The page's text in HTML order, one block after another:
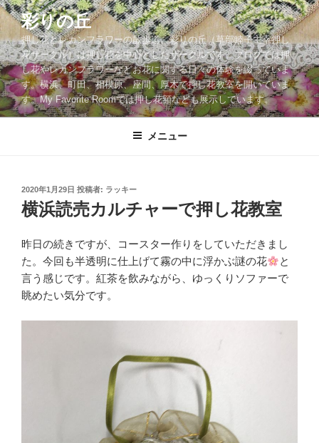
コ
ン
テ
ン
ツ
へ
ス
彩りの丘
押し花とレカンフラワーの散歩道。彩りの丘（草部睦子主宰押し
花サークル）は押し花を中心としたサークルです。ブログでは押
し花やレカンフラワーなどお花に関する日々の体験を綴っていま
す。横浜、町田、相模原、座間、厚木で押し花教室を開いていま
す。My Favorite Roomでは押し花額なども展示しています。
メニュー
投
稿
日:
2020年1月29日 投稿者: ラッキー
横浜読売カルチャーで押し花教室
昨日の続きですが、コースター作りをしていただきまし
た。今回も半透明に仕上げて霧の中に浮かぶ謎の花
と
言う感じです。紅茶を飲みながら、ゆっくりソファーで
眺めたい気分です。